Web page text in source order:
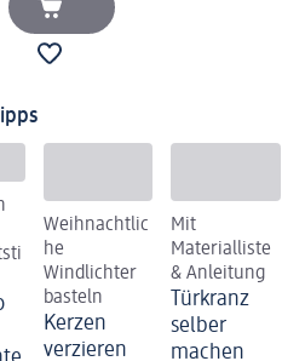
Weihnachtlic
he
Windlichter
basteln
Kerzen
verzieren
Mit
Materialliste
& Anleitung
Türkranz
selber
machen